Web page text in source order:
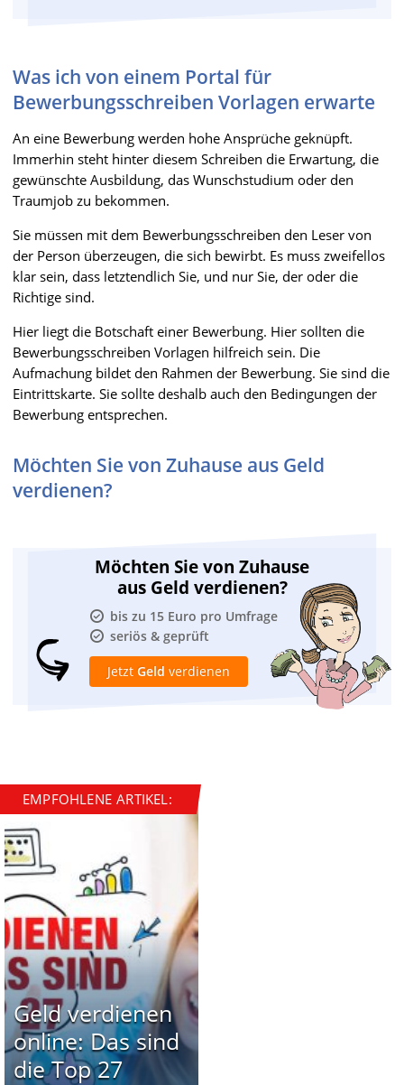
Was ich von einem Portal für
Bewerbungsschreiben Vorlagen erwarte
An eine Bewerbung werden hohe Ansprüche geknüpft.
Immerhin steht hinter diesem Schreiben die Erwartung, die
gewünschte Ausbildung, das Wunschstudium oder den
Traumjob zu bekommen.
Sie müssen mit dem Bewerbungsschreiben den Leser von
der Person überzeugen, die sich bewirbt. Es muss zweifellos
klar sein, dass letztendlich Sie, und nur Sie, der oder die
Richtige sind.
Hier liegt die Botschaft einer Bewerbung. Hier sollten die
Bewerbungsschreiben Vorlagen hilfreich sein. Die
Aufmachung bildet den Rahmen der Bewerbung. Sie sind die
Eintrittskarte. Sie sollte deshalb auch den Bedingungen der
Bewerbung entsprechen.
Möchten Sie von Zuhause aus Geld
verdienen?
Möchten Sie von Zuhause
aus Geld verdienen?
bis zu 15 Euro pro Umfrage
seriös & geprüft
Jetzt Geld verdienen
EMPFOHLENE ARTIKEL:
Geld verdienen
online: Das sind
die Top 27